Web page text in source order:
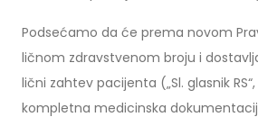
Podsećamo da će prema novom
ličnom zdravstvenom broju i
lični zahtev pacijenta („Sl. glasnik
kompletna medicinska